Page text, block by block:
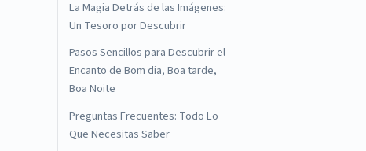
La Magia Detrás de las Imágenes:
Un Tesoro por Descubrir
Pasos Sencillos para Descubrir el
Encanto de Bom dia, Boa tarde,
Boa Noite
Preguntas Frecuentes: Todo Lo
Que Necesitas Saber